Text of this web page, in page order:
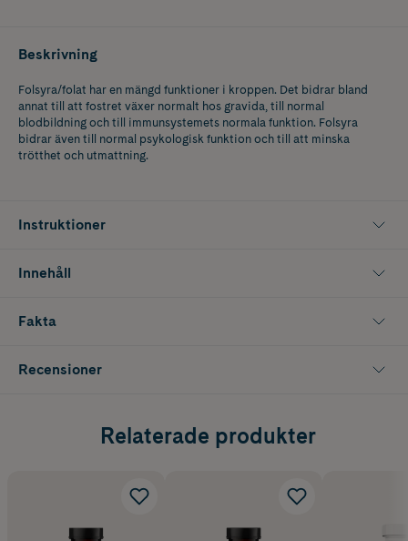
Beskrivning
Folsyra/folat har en mängd funktioner i kroppen. Det bidrar bland
annat till att fostret växer normalt hos gravida, till normal
blodbildning och till immunsystemets normala funktion. Folsyra
bidrar även till normal psykologisk funktion och till att minska
trötthet och utmattning.
Instruktioner
Innehåll
Fakta
Recensioner
Relaterade produkter